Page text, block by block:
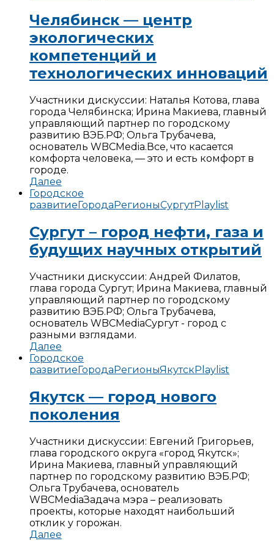
Челябинск — центр
экологических
компетенций и
технологических инноваций
Участники дискуссии: Наталья Котова, глава
города Челябинска; Ирина Макиева, главный
управляющий партнер по городскому
развитию ВЭБ.РФ; Ольга Трубачева,
основатель WBCMedia.Все, что касается
комфорта человека, — это и есть комфорт в
городе.
Далее
Городское
развитиеГородаРегионыСургутPlaylist
Сургут – город нефти, газа и
будущих научных открытий
Участники дискуссии: Андрей Филатов,
глава города Сургут; Ирина Макиева, главный
управляющий партнер по городскому
развитию ВЭБ.РФ; Ольга Трубачева,
основатель WBCMediaСургут - город с
разными взглядами.
Далее
Городское
развитиеГородаРегионыЯкутскPlaylist
Якутск — город нового
поколения
Участники дискуссии: Евгений Григорьев,
глава городского округа «город Якутск»;
Ирина Макиева, главный управляющий
партнер по городскому развитию ВЭБ.РФ;
Ольга Трубачева, основатель
WBCMediaЗадача мэра – реализовать
проекты, которые находят наибольший
отклик у горожан.
Далее